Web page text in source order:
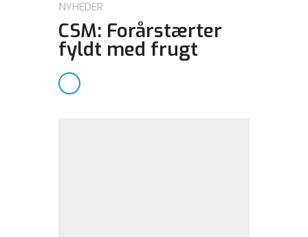
NYHEDER
CSM: Forårstærter
fyldt med frugt